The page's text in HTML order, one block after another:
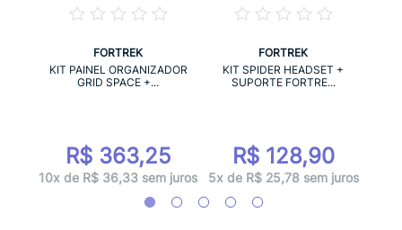
FORTREK
KIT PAINEL ORGANIZADOR
GRID SPACE +...
R$ 363,25
10x de R$ 36,33 sem juros
FORTREK
KIT SPIDER HEADSET +
SUPORTE FORTRE...
R$ 128,90
5x de R$ 25,78 sem juros